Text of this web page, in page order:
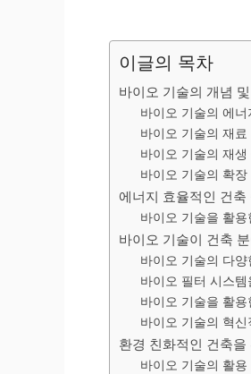
이글의 목차
바이오 기술의 개념
바이오 기술의 에너
바이오 기술의 재료
바이오 기술의 재생
바이오 기술의 확장
에너지 효율적인 건축
바이오 기술을 활
바이오 기술이 건축
바이오 기술의 다양
바이오 필터 시스
바이오 기술을 활용
바이오 기술의 혁신
환경 친화적인 건축
바이오 기술의 활용